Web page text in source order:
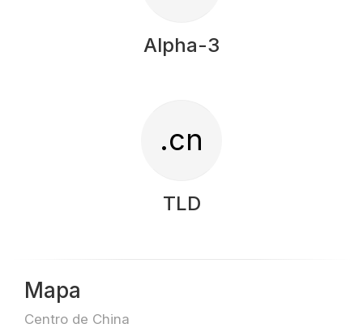
Alpha-3
.cn
TLD
Mapa
Centro de China